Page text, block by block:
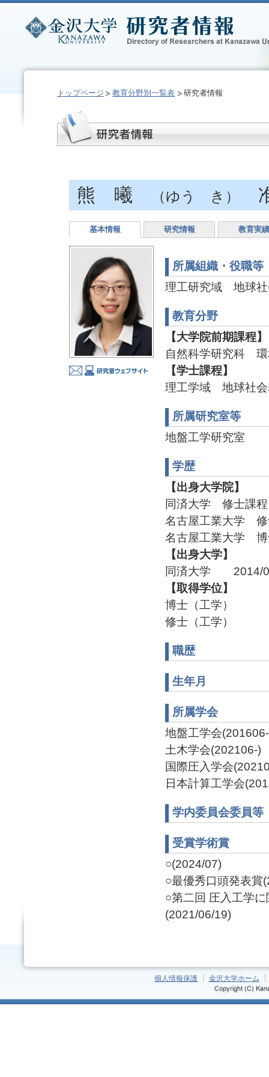
トップページ 教育分野別一覧表 研究者情報
熊 曦 （ゆう き）
基本情報 研究情報 教育実績
所属組織・役職等
理工研究域 地球社
教育分野
【大学院前期課程】
自然科学研究科 環
【学士課程】
理工学域 地球社
所属研究室等
地盤工学研究室
学歴
【出身大学院】
同済大学 修士課
名古屋工業大学
名古屋工業大学
【出身大学】
同済大学 2014/
【取得学位】
博士（工学）
修士（工学）
職歴
生年月
所属学会
地盤工学会
土木学会(202106-)
国際圧入学会
日本計算工学会
学内委員会委員等
受賞学術賞
○(2024/07)
○最優秀口頭発表賞
○第二回 圧入工学
(2021/06/19)
個人情報保護 金沢大学ホーム